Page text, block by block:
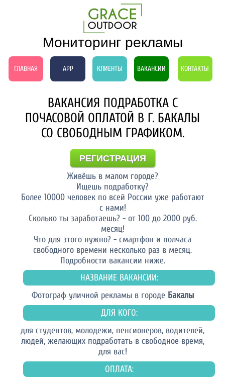
Мониторинг рекламы
ГЛАВНАЯ APP КЛИЕНТЫ ВАКАНСИИ КОНТАКТЫ
ВАКАНСИЯ ПОДРАБОТКА С
ПОЧАСОВОЙ ОПЛАТОЙ В Г. БАКАЛЫ
СО СВОБОДНЫМ ГРАФИКОМ.
РЕГИСТРАЦИЯ
Живёшь в малом городе?
Ищешь подработку?
Более 10000 человек по всей России уже работают
с нами!
Сколько ты заработаешь? - от 100 до 2000 руб.
месяц!
Что для этого нужно? - смартфон и полчаса
свободного времени несколько раз в месяц.
Подробности вакансии ниже.
НАЗВАНИЕ ВАКАНСИИ:
Фотограф уличной рекламы в городе Бакалы
ДЛЯ КОГО:
для студентов, молодежи, пенсионеров, водителей,
людей, желающих подработать в свободное время,
для вас!
ОПЛАТА: